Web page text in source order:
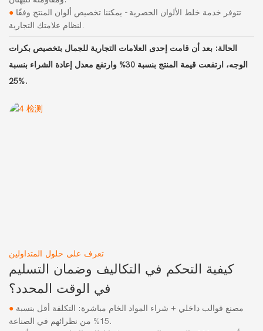
●
لنظام علامتك التجارية.
الحالة: بعد أن قامت إحدى العلامات التجارية للجمال بتخصيص بكرات
الوجه، ارتفعت قيمة المنتج بنسبة 30% وارتفع معدل إعادة الشراء بنسبة
25%.
تعرف على حلول المتداولين
كيفية التحكم في التكاليف وضمان التسليم
في الوقت المحدد؟
● مصنع قوالب داخلي + شراء المواد الخام مباشرة: التكلفة أقل بنسبة
15% من نظرائهم في الصناعة.